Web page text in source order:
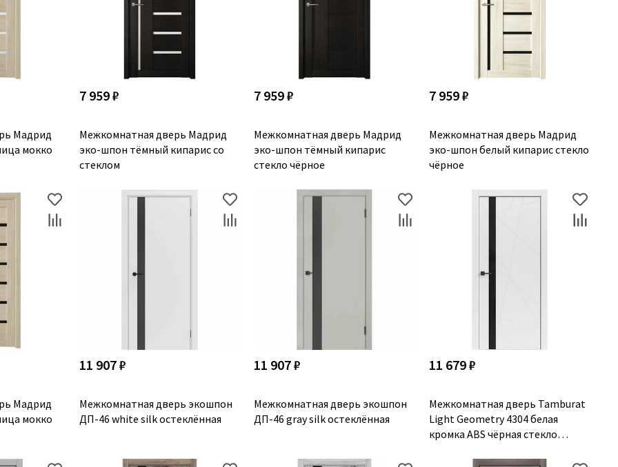
Мадрид
мокко
7 959 ₽
Межкомнатная дверь Мадрид
эко-шпон тёмный кипарис со
стеклом
7 959 ₽
Межкомнатная дверь Мадрид
эко-шпон тёмный кипарис
стекло чёрное
7 959 ₽
Межкомнатная дверь Мадрид
эко-шпон белый кипарис стекло
чёрное
Мадрид
мокко
11 907 ₽
Межкомнатная дверь экошпон
ДП-46 white silk остеклённая
11 907 ₽
Межкомнатная дверь экошпон
ДП-46 gray silk остеклённая
11 679 ₽
Межкомнатная дверь Tamburat
Light Geometry 4304 белая
кромка ABS чёрная стекло